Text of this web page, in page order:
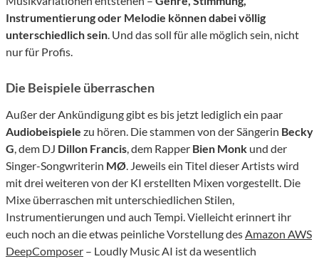
Instrumentierung oder Melodie können dabei völlig
unterschiedlich sein. Und das soll für alle möglich sein, nicht
nur für Profis.
Die Beispiele überraschen
Außer der Ankündigung gibt es bis jetzt lediglich ein paar
Audiobeispiele zu hören. Die stammen von der Sängerin Becky
G, dem DJ Dillon Francis, dem Rapper Bien Monk und der
Singer-Songwriterin MØ. Jeweils ein Titel dieser Artists wird
mit drei weiteren von der KI erstellten Mixen vorgestellt. Die
Mixe überraschen mit unterschiedlichen Stilen,
Instrumentierungen und auch Tempi. Vielleicht erinnert ihr
euch noch an die etwas peinliche Vorstellung desAmazon AWS
DeepComposer – Loudly Music AI ist da wesentlich